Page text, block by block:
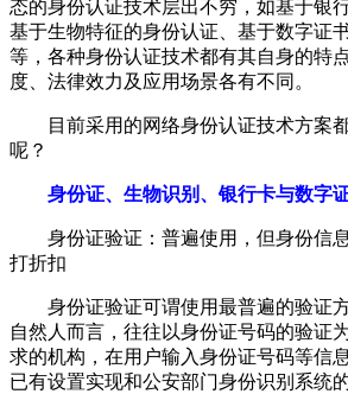
态的身份认证技术层出不穷，如基于银
基于生物特征的身份认证、基于数字证
等，各种身份认证技术都有其自身的特
度、法律效力及应用场景各有不同。
目前采用的网络身份认证技术方案
呢？
身份证、生物识别、银行卡与数字
身份证验证：普遍使用，但身份信
打折扣
身份证验证可谓使用最普遍的验证
自然人而言，往往以身份证号码的验证
求的机构，在用户输入身份证号码等信
已有设置实现和公安部门身份识别系统